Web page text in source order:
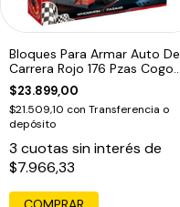
Bloques Para Armar Auto De
Carrera Rojo 176 Pzas Cogo
176
$23.899,00
$21.509,10 con Transferencia o
depósito
3 cuotas sin interés de
$7.966,33